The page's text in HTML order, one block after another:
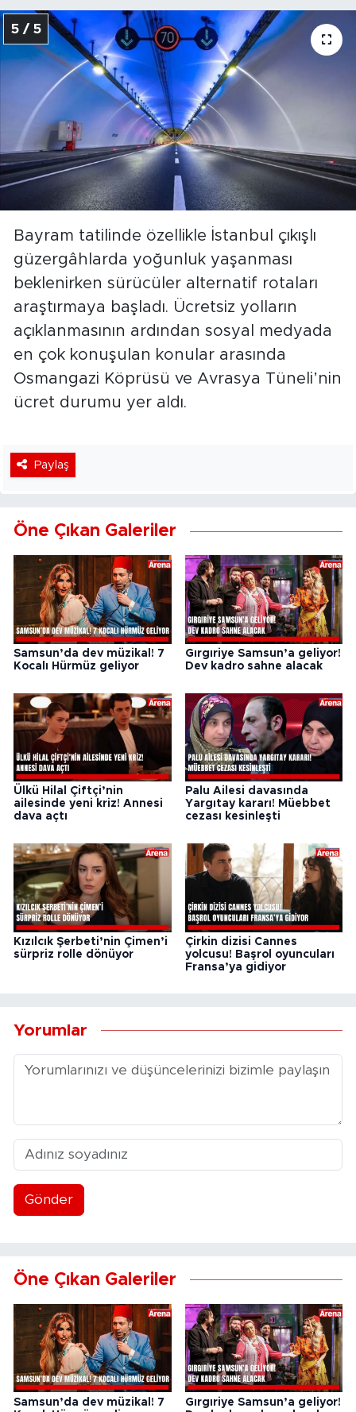
5 / 5
Bayram tatilinde özellikle İstanbul çıkışlı
güzergâhlarda yoğunluk yaşanması
beklenirken sürücüler alternatif rotaları
araştırmaya başladı. Ücretsiz yolların
açıklanmasının ardından sosyal medyada
en çok konuşulan konular arasında
Osmangazi Köprüsü ve Avrasya Tüneli’nin
ücret durumu yer aldı.
Paylaş
Öne Çıkan Galeriler
Samsun’da dev müzikal! 7
Kocalı Hürmüz geliyor
Gırgıriye Samsun’a geliyor!
Dev kadro sahne alacak
Ülkü Hilal Çiftçi’nin
ailesinde yeni kriz! Annesi
dava açtı
Palu Ailesi davasında
Yargıtay kararı! Müebbet
cezası kesinleşti
Kızılcık Şerbeti’nin Çimen’i
sürpriz rolle dönüyor
Çirkin dizisi Cannes
yolcusu! Başrol oyuncuları
Fransa’ya gidiyor
Yorumlar
Gönder
Öne Çıkan Galeriler
Samsun’da dev müzikal! 7
Gırgıriye Samsun’a geliyor!